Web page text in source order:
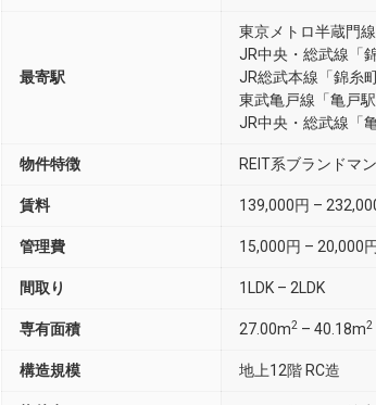
最寄駅
東京メトロ半蔵門
JR中央・総武線「
JR総武本線「錦糸
東武亀戸線「亀戸
JR中央・総武線「
物件特徴 REIT系ブランドマ
賃料 139,000円 –
管理費 15,000円 – 20,000円
間取り 1LDK – 2LDK
専有面積 27.00m2 – 40.18m2
構造規模 地上12階 RC造